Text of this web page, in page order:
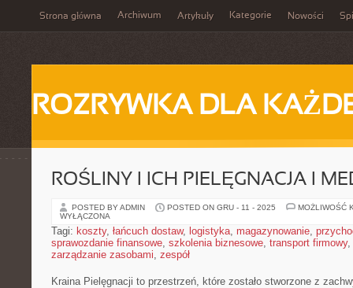
Strona główna Archiwum Artykuły Kategorie Nowości
ROZRYWKA DLA
ROŚLINY I ICH PIELĘGNACJA I
POSTED BY ADMIN POSTED ON GRU - 11 - 2025
MOŻLIWOŚĆ
WYŁĄCZONA
Tagi: koszty, łańcuch dostaw, logistyka, magazynowanie,
sprawozdanie finansowe, szkolenia biznesowe, transport firmowy,
zarządzanie zasobami, zespół
Kraina Pielęgnacji to przestrzeń, które zostało stworzone z